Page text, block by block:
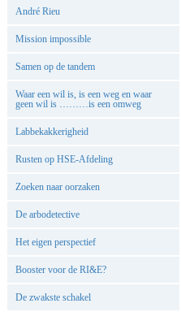
André Rieu
Mission impossible
Samen op de tandem
Waar een wil is, is een weg en waar
geen wil is ………is een omweg
Labbekakkerigheid
Rusten op HSE-Afdeling
Zoeken naar oorzaken
De arbodetective
Het eigen perspectief
Booster voor de RI&E?
De zwakste schakel